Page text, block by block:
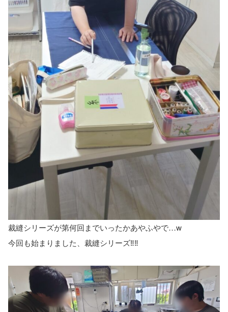
裁縫シリーズが第何回までいったかあやふやで…w
今回も始まりました、裁縫シリーズ‼️‼️